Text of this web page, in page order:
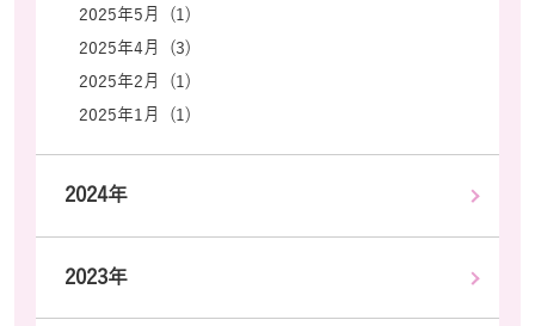
2025年5月 (1)
2025年4月 (3)
2025年2月 (1)
2025年1月 (1)
2024年
2023年